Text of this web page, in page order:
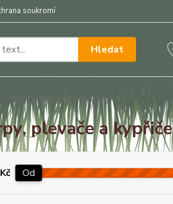
soukromí
Hledat
Lopatky, srpy, plevače a kypřiče
plevače a kypřiče
Kč Od